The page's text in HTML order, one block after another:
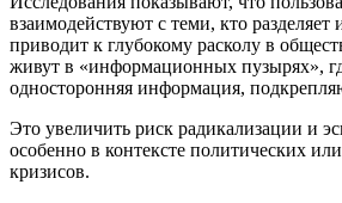
взаимодействуют с теми, кто разделяет
приводит к глубокому расколу в
живут в «информационных пузырях»,
односторонняя информация,
Это увеличить риск радикализации и
особенно в контексте политических
кризисов.